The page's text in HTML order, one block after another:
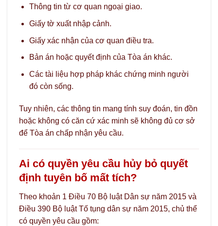
Thông tin từ cơ quan ngoại giao.
Giấy tờ xuất nhập cảnh.
Giấy xác nhận của cơ quan điều tra.
Bản án hoặc quyết định của Tòa án khác.
Các tài liệu hợp pháp khác chứng minh người
đó còn sống.
Tuy nhiên, các thông tin mang tính suy đoán, tin đồn
hoặc không có căn cứ xác minh sẽ không đủ cơ sở
để Tòa án chấp nhận yêu cầu.
Ai có quyền yêu cầu hủy bỏ quyết
định tuyên bố mất tích?
Theo khoản 1 Điều 70 Bộ luật Dân sự năm 2015 và
Điều 390 Bộ luật Tố tụng dân sự năm 2015, chủ thể
có quyền yêu cầu gồm: